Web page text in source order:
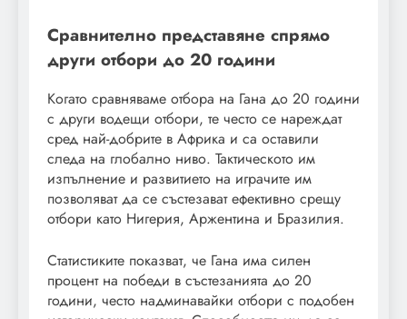
Сравнително представяне спрямо
други отбори до 20 години
Когато сравняваме отбора на Гана до 20 години
с други водещи отбори, те често се нареждат
сред най-добрите в Африка и са оставили
следа на глобално ниво. Тактическото им
изпълнение и развитието на играчите им
позволяват да се състезават ефективно срещу
отбори като Нигерия, Аржентина и Бразилия.
Статистиките показват, че Гана има силен
процент на победи в състезанията до 20
години, често надминавайки отбори с подобен